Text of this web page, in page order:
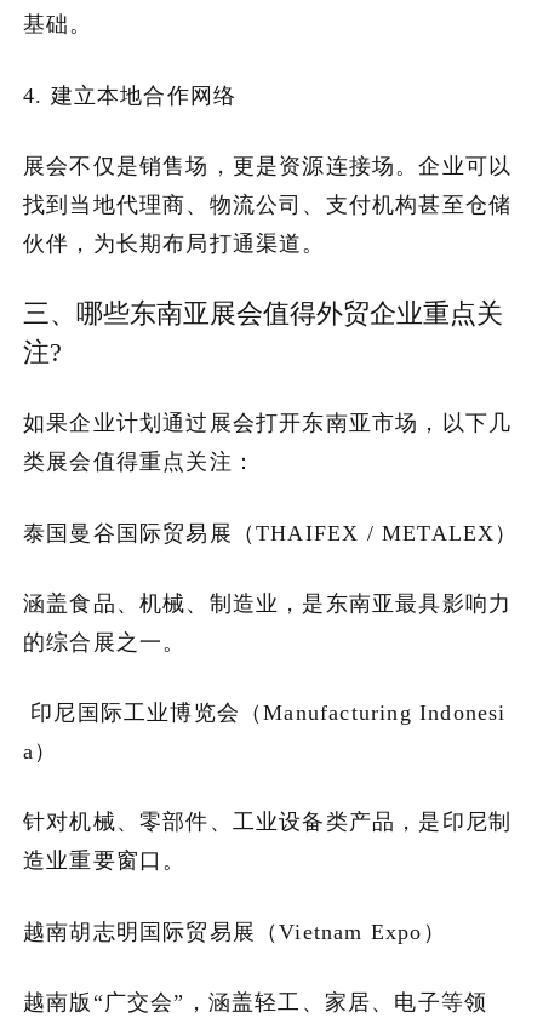
基础。
4. 建立本地合作网络
展会不仅是销售场，更是资源连接场。企业可以
找到当地代理商、物流公司、支付机构甚至仓储
伙伴，为长期布局打通渠道。
三、哪些东南亚展会值得外贸企业重点关
注?
如果企业计划通过展会打开东南亚市场，以下几
类展会值得重点关注：
泰国曼谷国际贸易展（THAIFEX / METALEX）
涵盖食品、机械、制造业，是东南亚最具影响力
的综合展之一。
印尼国际工业博览会（Manufacturing Indonesi
a）
针对机械、零部件、工业设备类产品，是印尼制
造业重要窗口。
越南胡志明国际贸易展（Vietnam Expo）
越南版“广交会”，涵盖轻工、家居、电子等领